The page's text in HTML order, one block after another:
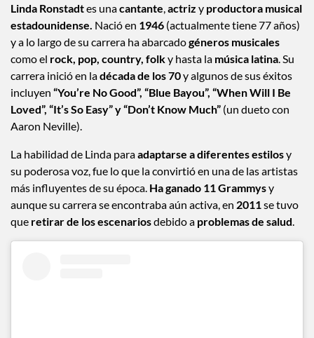
Linda Ronstadtes unacantante,actrizyproductora musical
estadounidense.Nació en1946(actualmente tiene 77 años)
y a lo largo de su carrera ha abarcadogéneros musicales
como elrock, pop, country, folky hasta lamúsica latina. Su
carrera inició en ladécada de los 70y algunos de sus éxitos
incluyen“You’re No Good”, “Blue Bayou”, “When Will I Be
Loved”, “It’s So Easy” y “Don’t Know Much”
La habilidad de Linda paraadaptarse a diferentes estilosy
su poderosa voz, fue lo que la convirtió en una de las artistas
más influyentes de su época.Ha ganado 11 Grammysy
aunque su carrera se encontraba aún activa, en2011 se tuvo